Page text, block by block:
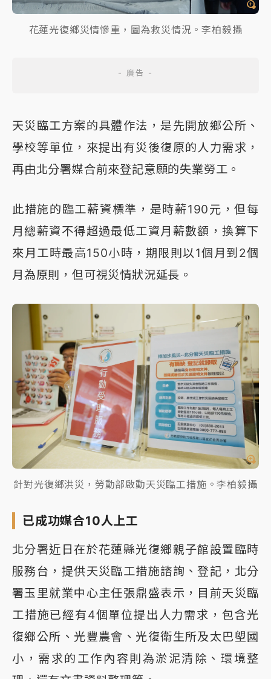
花蓮光復鄉災情慘重，圖為救災情況。李柏毅攝
天災臨工方案的具體作法，是先開放鄉公所、
學校等單位，來提出有災後復原的人力需求，
再由北分署媒合前來登記意願的失業勞工。
此措施的臨工薪資標準，是時薪190元，但每
月總薪資不得超過最低工資月薪數額，換算下
來月工時最高150小時，期限則以1個月到2個
月為原則，但可視災情狀況延長。
針對光復鄉洪災，勞動部啟動天災臨工措施。李柏毅攝
已成功媒合10人上工
北分署近日在於花蓮縣光復鄉親子館設置臨時
服務台，提供天災臨工措施諮詢、登記，北分
署玉里就業中心主任張鼎盛表示，目前天災臨
工措施已經有4個單位提出人力需求，包含光
復鄉公所、光豐農會、光復衛生所及太巴塱國
小，需求的工作內容則為淤泥清除、環境整